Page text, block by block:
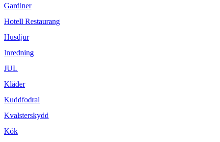
Gardiner
Hotell Restaurang
Husdjur
Inredning
JUL
Kläder
Kuddfodral
Kvalsterskydd
Kök